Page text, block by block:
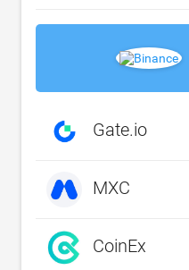
Gate.io
MXC
CoinEx